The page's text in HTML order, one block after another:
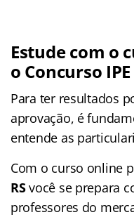
Estude com o
o Concurso IPE
Para ter resultados
aprovação, é
entende as
Com o curso online
RSvocê se prepara
professores do